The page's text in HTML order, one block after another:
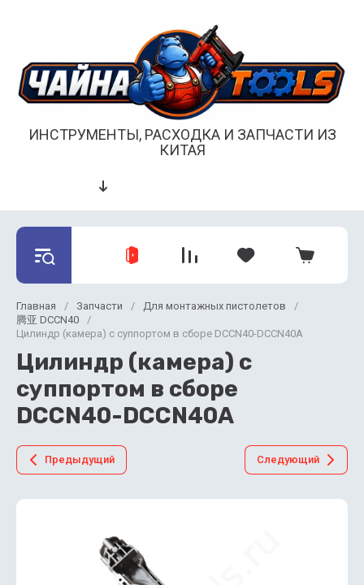
ИНСТРУМЕНТЫ, РАСХОДКА И ЗАПЧАСТИ ИЗ
КИТАЯ
Главная / Запчасти / Для монтажных пистолетов
/
腾亚 DCCN40
/
Цилиндр (камера) с суппортом в сборе DCCN40-DCCN40A
Цилиндр (камера) с
суппортом в сборе
DCCN40-DCCN40A
Предыдущий Следующий